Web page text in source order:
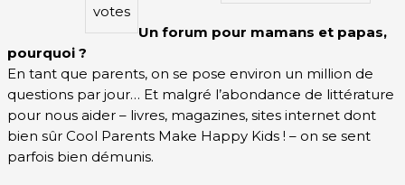
votes
Un forum pour mamans et papas,
pourquoi ?
En tant que parents, on se pose environ un million de
questions par jour… Et malgré l’abondance de littérature
pour nous aider – livres, magazines, sites internet dont
bien sûr Cool Parents Make Happy Kids ! – on se sent
parfois bien démunis.